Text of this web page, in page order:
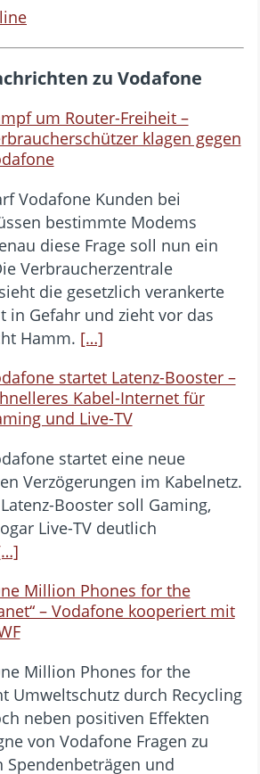
zu Vodafone
um Router-Freiheit –
klagen gegen
Vodafone Kunden bei
bestimmte Modems
diese Frage soll nun ein
Verbraucherzentrale
die gesetzlich verankerte
in Gefahr und zieht vor das
Hamm. […]
startet Latenz-Booster –
Kabel-Internet für
und Live-TV
startet eine neue
Verzögerungen im Kabelnetz.
Booster soll Gaming,
Live-TV deutlich
Million Phones for the
– Vodafone kooperiert mit
Million Phones for the
Umweltschutz durch Recycling
neben positiven Effekten
von Vodafone Fragen zu
Spendenbeträgen und